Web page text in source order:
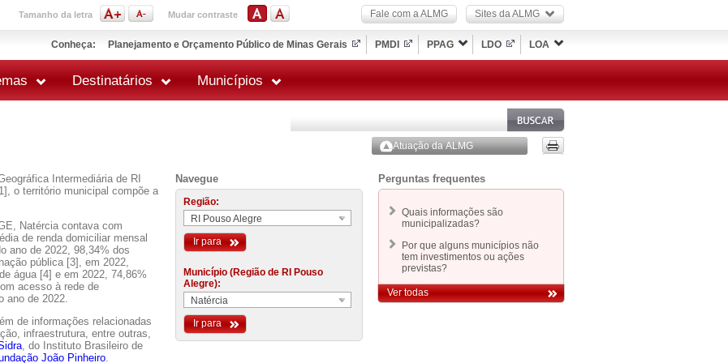
Tamanho da letra Mudar contraste Fale com a ALMG Sites da ALMG
Planejamento e Orçamento Público de Minas Gerais PMDI PPAG LDO LOA
Conheça:
Destinatários Municípios
Atuação da ALMG
Intermediária de RI
o território municipal compõe a
Natércia contava com
de renda domiciliar mensal
ano de 2022, 98,34% dos
pública [3], em 2022,
água [4] e em 2022, 74,86%
acesso à rede de
ano de 2022.
de informações relacionadas
infraestrutura, entre outras,
, do Instituto Brasileiro de
João Pinheiro.
Navegue
Região:
RI Pouso Alegre
Ir para
Município (Região de RI Pouso
Alegre):
Natércia
Ir para
Perguntas frequentes
Quais informações são
municipalizadas?
Por que alguns municípios não
tem investimentos ou ações
previstas?
Ver todas